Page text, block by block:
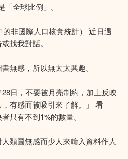
全球比例」。
的非國際人口核實統計） 近日遇
找我對話。
無感，所以無太太興趣。
日，不要被月亮制約，加上反映
有感而被吸引來了解。」 看
只有不到1%的數量。
類圖無感而少人來輸入資料作人